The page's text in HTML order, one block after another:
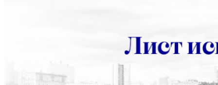
Законодательство в сфере такси
Законодательство по предрейсовым
медицинским осмотрам в 2026 году
Энциклопедия по БДД и предрейсовому